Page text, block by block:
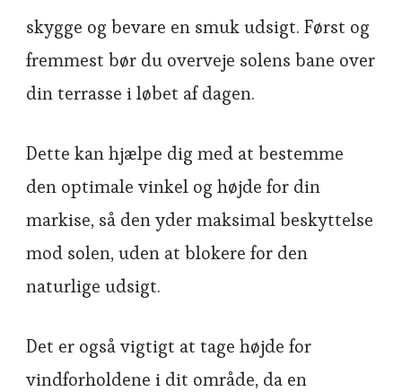
skygge og bevare en smuk udsigt. Først og
fremmest bør du overveje solens bane over
din terrasse i løbet af dagen.
Dette kan hjælpe dig med at bestemme
den optimale vinkel og højde for din
markise, så den yder maksimal beskyttelse
mod solen, uden at blokere for den
naturlige udsigt.
Det er også vigtigt at tage højde for
vindforholdene i dit område, da en